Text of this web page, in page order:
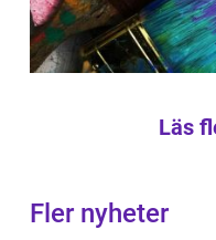
Läs
Fler nyheter